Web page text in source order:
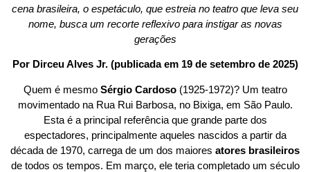
cena brasileira, o espetáculo, que estreia no teatro que leva seu
nome, busca um recorte reflexivo para instigar as novas
gerações
Por Dirceu Alves Jr. (publicada em 19 de setembro de 2025)
Quem é mesmo Sérgio Cardoso(1925-1972)? Um teatro
movimentado na Rua Rui Barbosa, no Bixiga, em São Paulo.
Esta é a principal referência que grande parte dos
espectadores, principalmente aqueles nascidos a partir da
década de 1970, carrega de um dos maiores atores brasileiros
de todos os tempos. Em março, ele teria completado um século